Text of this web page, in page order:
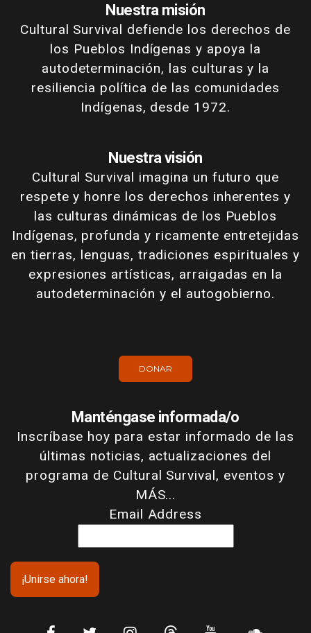
Nuestra misión
Cultural Survival defiende los derechos de
los Pueblos Indígenas y apoya la
autodeterminación, las culturas y la
resiliencia política de las comunidades
Indígenas, desde 1972.
Nuestra visión
Cultural Survival imagina un futuro que
respete y honre los derechos inherentes y
las culturas dinámicas de los Pueblos
Indígenas, profunda y ricamente entretejidas
en tierras, lenguas, tradiciones espirituales y
expresiones artísticas, arraigadas en la
autodeterminación y el autogobierno.
DONAR
Manténgase informada/o
Inscríbase hoy para estar informado de las
últimas noticias, actualizaciones del
programa de Cultural Survival, eventos y
MÁS...
Email Address